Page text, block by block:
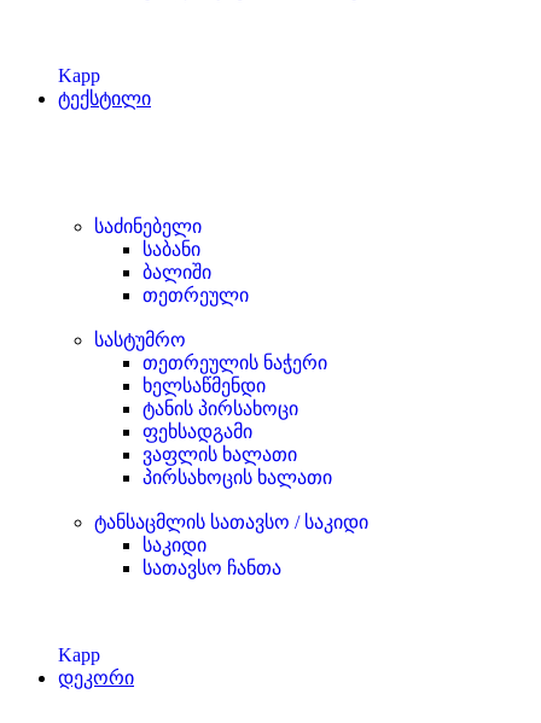
Kapp
ტექსტილი
საძინებელი
საბანი
ბალიში
თეთრეული
სასტუმრო
თეთრეულის ნაჭერი
ხელსაწმენდი
ტანის პირსახოცი
ფეხსადგამი
ვაფლის ხალათი
პირსახოცის ხალათი
ტანსაცმლის სათავსო / საკიდი
საკიდი
სათავსო ჩანთა
Kapp
დეკორი